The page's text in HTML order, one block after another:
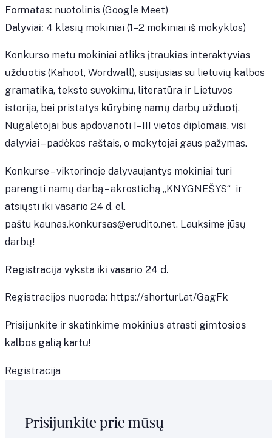
Formatas: nuotolinis (Google Meet)
Dalyviai: 4 klasių mokiniai (1–2 mokiniai iš mokyklos)
Konkurso metu mokiniai atliks įtraukias interaktyvias
užduotis (Kahoot, Wordwall), susijusias su lietuvių kalbos
gramatika, teksto suvokimu, literatūra ir Lietuvos
istorija, bei pristatys kūrybinę namų darbų užduotį.
Nugalėtojai bus apdovanoti I–III vietos diplomais, visi
dalyviai – padėkos raštais, o mokytojai gaus pažymas.
Konkurse – viktorinoje dalyvaujantys mokiniai turi
parengti namų darbą – akrostichą „KNYGNEŠYS“ ir
atsiųsti iki vasario 24 d. el.
paštu kaunas.konkursas@erudito.net. Lauksime jūsų
darbų!
Registracija vyksta iki vasario 24 d.
Registracijos nuoroda: https://shorturl.at/GagFk
Prisijunkite ir skatinkime mokinius atrasti gimtosios
kalbos galią kartu!
Registracija
Prisijunkite prie mūsų